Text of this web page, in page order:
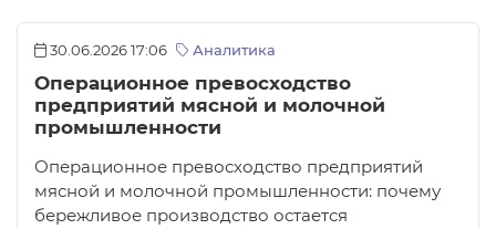
30.06.2026 17:06 Аналитика
Операционное превосходство
предприятий мясной и молочной
промышленности
Операционное превосходство предприятий
мясной и молочной промышленности: почему
бережливое производство остается